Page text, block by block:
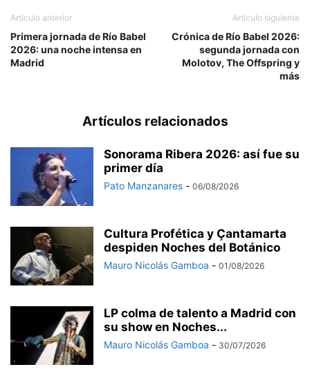
Artículo anterior
Primera jornada de Río Babel
2026: una noche intensa en
Madrid
Artículo siguiente
Crónica de Río Babel 2026:
segunda jornada con
Molotov, The Offspring y
más
Artículos relacionados
Sonorama Ribera 2026: así fue su
primer día
Pato Manzanares - 06/08/2026
Cultura Profética y Çantamarta
despiden Noches del Botánico
Mauro Nicolás Gamboa - 01/08/2026
LP colma de talento a Madrid con
su show en Noches...
Mauro Nicolás Gamboa - 30/07/2026